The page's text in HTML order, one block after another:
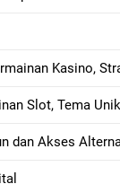
Kasino,
Slot, Tema Unik
dan Akses